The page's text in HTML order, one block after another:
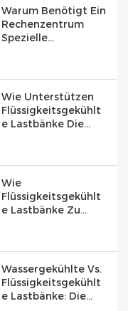
Warum Benötigt Ein
Rechenzentrum
Spezielle
Wie Unterstützen
Flüssigkeitsgekühlt
E Lastbänke Die
N?
Wie
Flüssigkeitsgekühlt
E Lastbänke Zu
Wassergekühlte Vs.
Flüssigkeitsgekühlt
E Lastbänke: Die